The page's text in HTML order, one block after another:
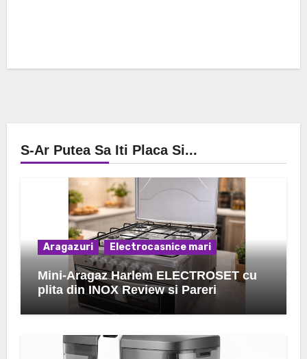
S-Ar Putea Sa Iti Placa Si...
Aragazuri Electrocasnice mari
Mini-Aragaz Harlem ELECTROSET cu
plita din INOX Review si Pareri